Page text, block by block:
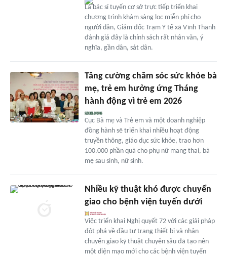
Là bác sĩ tuyến cơ sở trực tiếp triển khai
chương trình khám sàng lọc miễn phí cho
người dân, Giám đốc Trạm Y tế xã Vĩnh Thanh
đánh giá đây là chính sách rất nhân văn, ý
nghĩa, gần dân, sát dân.
Tăng cường chăm sóc sức khỏe bà
mẹ, trẻ em hưởng ứng Tháng
hành động vì trẻ em 2026
Cục Bà mẹ và Trẻ em và một doanh nghiệp
đồng hành sẽ triển khai nhiều hoạt động
truyền thông, giáo dục sức khỏe, trao hơn
100.000 phần quà cho phụ nữ mang thai, bà
mẹ sau sinh, nữ sinh.
Nhiều kỹ thuật khó được chuyển
giao cho bệnh viện tuyến dưới
Việc triển khai Nghị quyết 72 với các giải pháp
đột phá về đầu tư trang thiết bị và nhận
chuyển giao kỹ thuật chuyên sâu đã tạo nên
một diện mạo mới cho các bệnh viện tuyến